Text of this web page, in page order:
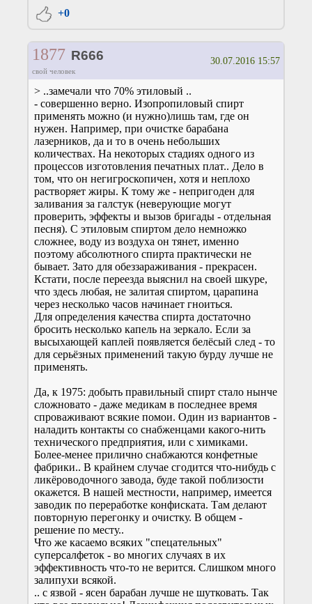
+0
1877 R666
свой человек
30.07.2016 15:57
> ..замечали что 70% этиловый ..
- совершенно верно. Изопропиловый спирт
применять можно (и нужно)лишь там, где он
нужен. Например, при очистке барабана
лазерников, да и то в очень небольших
количествах. На некоторых стадиях одного из
процессов изготовления печатных плат.. Дело в
том, что он негигроскопичен, хотя и неплохо
растворяет жиры. К тому же - непригоден для
заливания за галстук (неверующие могут
проверить, эффекты и вызов бригады - отдельная
песня). С этиловым спиртом дело немножко
сложнее, воду из воздуха он тянет, именно
поэтому абсолютного спирта практически не
бывает. Зато для обеззараживания - прекрасен.
Кстати, после переезда выяснил на своей шкуре,
что здесь любая, не залитая спиртом, царапина
через несколько часов начинает гноиться.
Для определения качества спирта достаточно
бросить несколько капель на зеркало. Если за
высыхающей каплей появляется белёсый след - то
для серьёзных применений такую бурду лучше не
применять.
Да, к 1975: добыть правильный спирт стало нынче
сложновато - даже медикам в последнее время
спроваживают всякие помои. Один из вариантов -
наладить контакты со снабженцами какого-нить
технического предприятия, или с химиками.
Более-менее прилично снабжаются конфетные
фабрики.. В крайнем случае сгодится что-нибудь с
ликёроводочного завода, буде такой поблизости
окажется. В нашей местности, например, имеется
заводик по переработке конфиската. Там делают
повторную перегонку и очистку. В общем -
решение по месту..
Что же касаемо всяких "спецательных"
суперсалфеток - во многих случаях в их
эффективность что-то не верится. Слишком много
залипухи всякой.
.. с язвой - ясен барабан лучше не шутковать. Так